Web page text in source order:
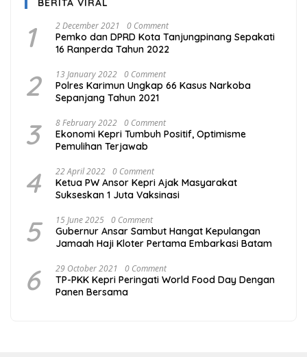
BERITA VIRAL
1 2 December 2021 0 Comment
Pemko dan DPRD Kota Tanjungpinang Sepakati
16 Ranperda Tahun 2022
2 13 January 2022 0 Comment
Polres Karimun Ungkap 66 Kasus Narkoba
Sepanjang Tahun 2021
3 8 February 2022 0 Comment
Ekonomi Kepri Tumbuh Positif, Optimisme
Pemulihan Terjawab
4 22 April 2022 0 Comment
Ketua PW Ansor Kepri Ajak Masyarakat
Sukseskan 1 Juta Vaksinasi
5 15 June 2025 0 Comment
Gubernur Ansar Sambut Hangat Kepulangan
Jamaah Haji Kloter Pertama Embarkasi Batam
6 29 October 2021 0 Comment
TP-PKK Kepri Peringati World Food Day Dengan
Panen Bersama